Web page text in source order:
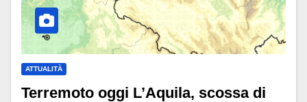
ATTUALITÀ
Terremoto oggi L’Aquila, scossa di